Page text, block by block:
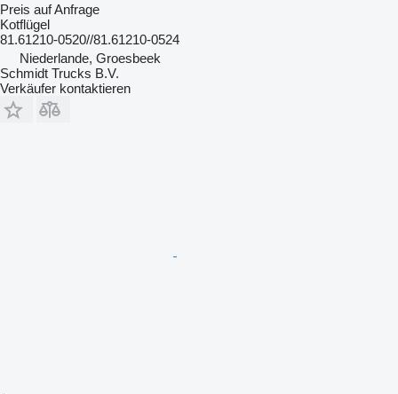
Preis auf Anfrage
Kotflügel
81.61210-0520//81.61210-0524
Niederlande, Groesbeek
Schmidt Trucks B.V.
Verkäufer kontaktieren